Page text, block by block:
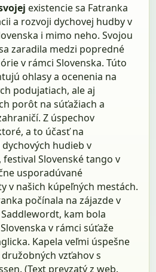
existencie sa Fatranka
a rozvoji dychovej hudby v
i mimo neho. Svojou
zaradila medzi popredné
v rámci Slovenska. Túto
ohlasy a ocenenia na
podujatiach, ale aj
porôt na súťažiach a
Z úspechov
a to účasť na
hudieb v
festival Slovenské tango v
usporadúvané
v našich kúpeľných mestách.
počínala na zájazde v
kam bola
v rámci súťaže
Kapela veľmi úspešne
vzťahov s
(Text prevzatý z web.